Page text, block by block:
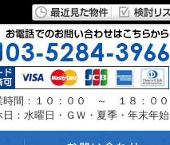
時間：１０：００ ～ １８：００
日：水曜日・ＧＷ・夏季・年末年始